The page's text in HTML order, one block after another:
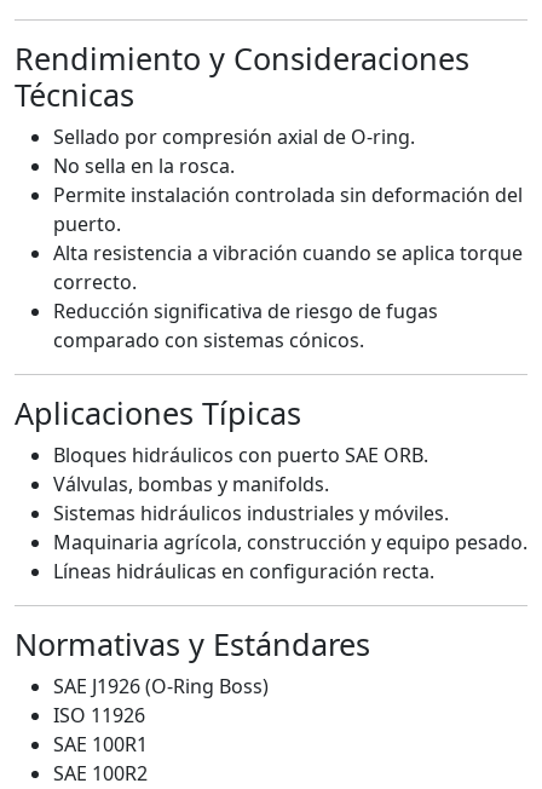
Rendimiento y Consideraciones
Técnicas
Sellado por compresión axial de O-ring.
No sella en la rosca.
Permite instalación controlada sin deformación del
puerto.
Alta resistencia a vibración cuando se aplica torque
correcto.
Reducción significativa de riesgo de fugas
comparado con sistemas cónicos.
Aplicaciones Típicas
Bloques hidráulicos con puerto SAE ORB.
Válvulas, bombas y manifolds.
Sistemas hidráulicos industriales y móviles.
Maquinaria agrícola, construcción y equipo pesado.
Líneas hidráulicas en configuración recta.
Normativas y Estándares
SAE J1926 (O-Ring Boss)
ISO 11926
SAE 100R1
SAE 100R2